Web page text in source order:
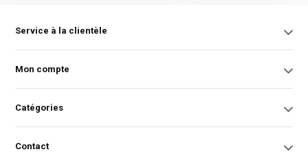
Service à la clientèle
Mon compte
Catégories
Contact